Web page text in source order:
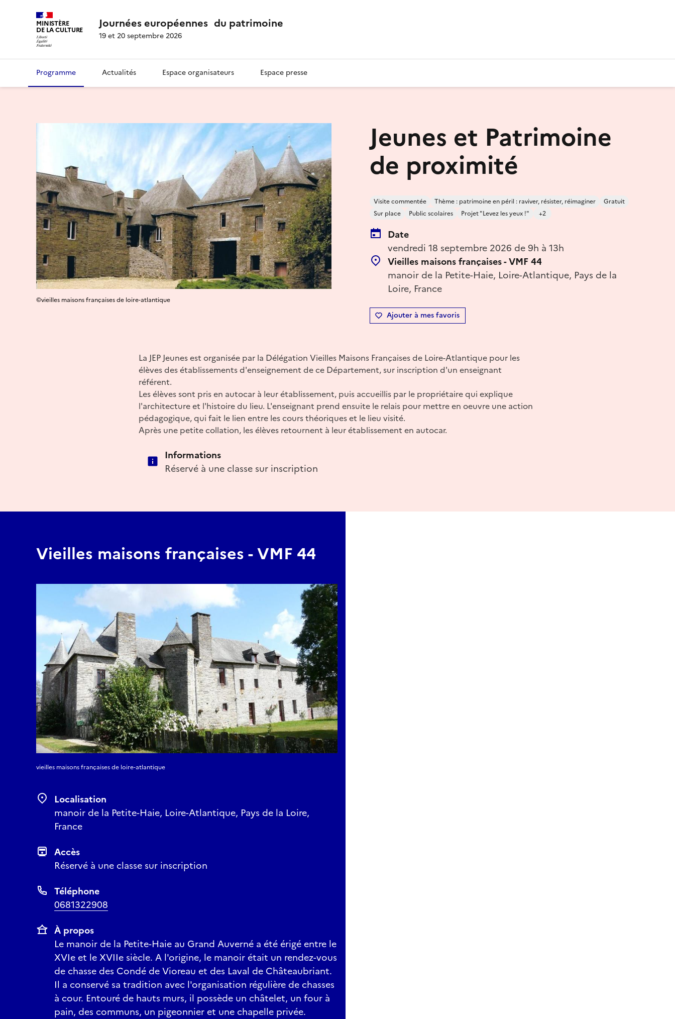
MINISTÈRE
DE LA CULTURE Journées européennes du patrimoine
19 et 20 septembre 2026
Programme Actualités Espace organisateurs Espace presse
Jeunes et Patrimoine
de proximité
Visite commentée Thème : patrimoine en péril : raviver, résister, réimaginer
Gratuit
Sur place
Public scolaires Projet "Levez les yeux !" +2
Date
vendredi 18 septembre 2026 de 9h à 13h
Vieilles maisons françaises - VMF 44
manoir de la Petite-Haie, Loire-Atlantique, Pays de la
Loire, France
Ajouter à mes favoris
©vieilles maisons françaises de loire-atlantique
La JEP Jeunes est organisée par la Délégation Vieilles Maisons Françaises de Loire-Atlantique pour les
élèves des établissements d'enseignement de ce Département, sur inscription d'un enseignant
référent.
Les élèves sont pris en autocar à leur établissement, puis accueillis par le propriétaire qui explique
l'architecture et l'histoire du lieu. L'enseignant prend ensuite le relais pour mettre en oeuvre une action
pédagogique, qui fait le lien entre les cours théoriques et le lieu visité.
Après une petite collation, les élèves retournent à leur établissement en autocar.
Informations
Réservé à une classe sur inscription
Vieilles maisons françaises - VMF 44
vieilles maisons françaises de loire-atlantique
Localisation
manoir de la Petite-Haie, Loire-Atlantique, Pays de la Loire,
France
Accès
Réservé à une classe sur inscription
Téléphone
0681322908
À propos
Le manoir de la Petite-Haie au Grand Auverné a été érigé entre le
XVIe et le XVIIe siècle. A l'origine, le manoir était un rendez-vous
de chasse des Condé de Vioreau et des Laval de Châteaubriant.
Il a conservé sa tradition avec l'organisation régulière de chasses
à cour. Entouré de hauts murs, il possède un châtelet, un four à
pain, des communs, un pigeonnier et une chapelle privée.